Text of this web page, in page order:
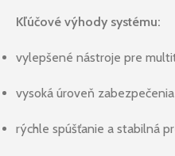
Kľúčové výhody systému:
vylepšené nástroje pre
vysoká úroveň
rýchle spúšťanie a stabilná